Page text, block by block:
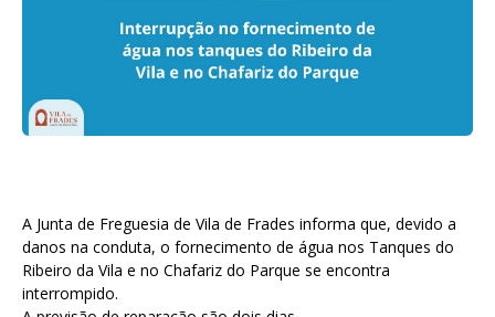
A Junta de Freguesia de Vila de Frades informa que, devido a
danos na conduta, o fornecimento de água nos Tanques do
Ribeiro da Vila e no Chafariz do Parque se encontra
interrompido.